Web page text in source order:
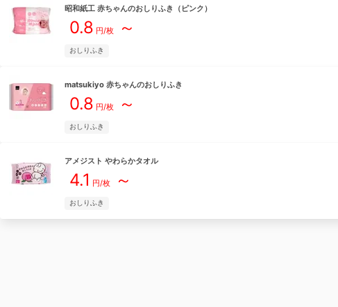
昭和紙工 赤ちゃんのおしりふき（ピンク）
0.8 円/枚～
おしりふき
matsukiyo 赤ちゃんのおしりふき
0.8 円/枚～
おしりふき
アメジスト やわらかタオル
4.1 円/枚～
おしりふき